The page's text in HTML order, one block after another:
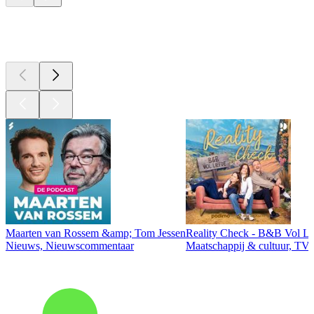
Maarten van Rossem &amp; Tom Jessen
Nieuws, Nieuwscommentaar
Reality Check - B&B Vol
Maatschappij & cultuur,